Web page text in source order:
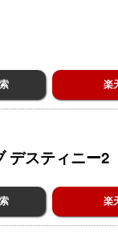
楽
デスティニー2
楽